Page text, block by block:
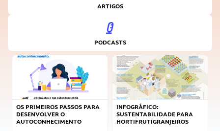
ARTIGOS
PODCASTS
OS PRIMEIROS PASSOS PARA
DESENVOLVER O
AUTOCONHECIMENTO
INFOGRÁFICO:
SUSTENTABILIDADE PARA
HORTIFRUTIGRANJEIROS